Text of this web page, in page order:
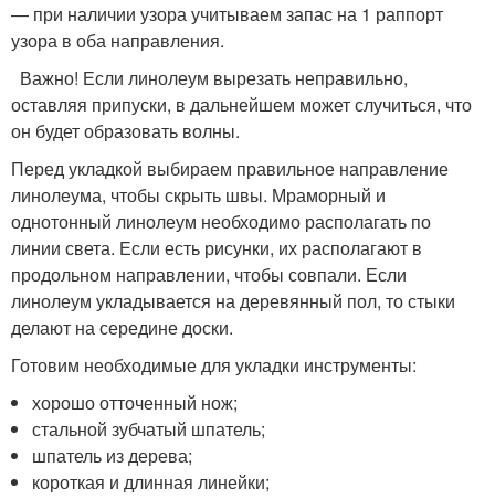
— при наличии узора учитываем запас на 1 раппорт
узора в оба направления.
Важно! Если линолеум вырезать неправильно,
оставляя припуски, в дальнейшем может случиться, что
он будет образовать волны.
Перед укладкой выбираем правильное направление
линолеума, чтобы скрыть швы. Мраморный и
однотонный линолеум необходимо располагать по
линии света. Если есть рисунки, их располагают в
продольном направлении, чтобы совпали. Если
линолеум укладывается на деревянный пол, то стыки
делают на середине доски.
Готовим необходимые для укладки инструменты:
хорошо отточенный нож;
стальной зубчатый шпатель;
шпатель из дерева;
короткая и длинная линейки;